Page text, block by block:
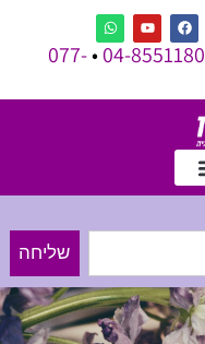
04-8551180
•
077-
שליחה